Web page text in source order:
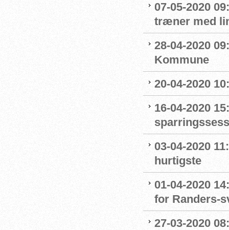
07-05-2020
træner med
28-04-2020
Kommune
20-04-2020
16-04-2020
03-04-2020
hurtigste
01-04-2020
for Randers-
27-03-2020